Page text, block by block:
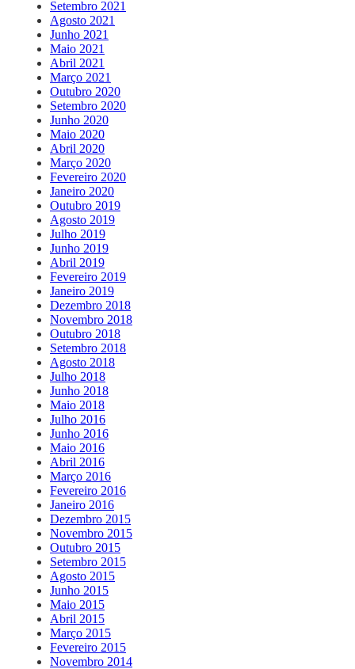
Setembro 2021
Agosto 2021
Junho 2021
Maio 2021
Abril 2021
Março 2021
Outubro 2020
Setembro 2020
Junho 2020
Maio 2020
Abril 2020
Março 2020
Fevereiro 2020
Janeiro 2020
Outubro 2019
Agosto 2019
Julho 2019
Junho 2019
Abril 2019
Fevereiro 2019
Janeiro 2019
Dezembro 2018
Novembro 2018
Outubro 2018
Setembro 2018
Agosto 2018
Julho 2018
Junho 2018
Maio 2018
Julho 2016
Junho 2016
Maio 2016
Abril 2016
Março 2016
Fevereiro 2016
Janeiro 2016
Dezembro 2015
Novembro 2015
Outubro 2015
Setembro 2015
Agosto 2015
Junho 2015
Maio 2015
Abril 2015
Março 2015
Fevereiro 2015
Novembro 2014